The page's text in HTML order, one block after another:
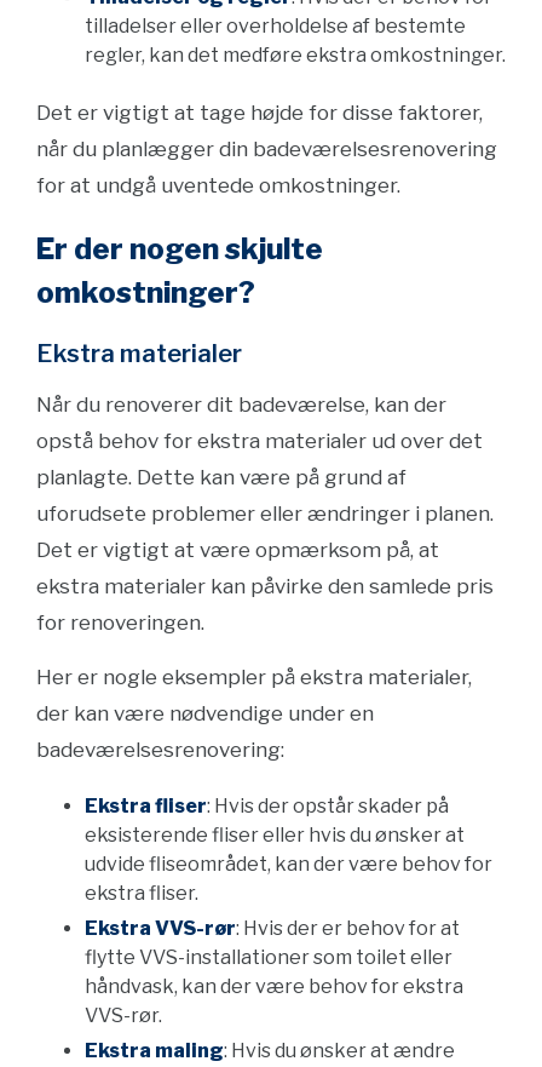
tilladelser eller overholdelse af bestemte
regler, kan det medføre ekstra omkostninger.
Det er vigtigt at tage højde for disse faktorer,
når du planlægger din badeværelsesrenovering
for at undgå uventede omkostninger.
Er der nogen skjulte
omkostninger?
Ekstra materialer
Når du renoverer dit badeværelse, kan der
opstå behov for ekstra materialer ud over det
planlagte. Dette kan være på grund af
uforudsete problemer eller ændringer i planen.
Det er vigtigt at være opmærksom på, at
ekstra materialer kan påvirke den samlede pris
for renoveringen.
Her er nogle eksempler på ekstra materialer,
der kan være nødvendige under en
badeværelsesrenovering:
Ekstra fliser: Hvis der opstår skader på
eksisterende fliser eller hvis du ønsker at
udvide fliseområdet, kan der være behov for
ekstra fliser.
Ekstra VVS-rør: Hvis der er behov for at
flytte VVS-installationer som toilet eller
håndvask, kan der være behov for ekstra
VVS-rør.
Ekstra maling: Hvis du ønsker at ændre